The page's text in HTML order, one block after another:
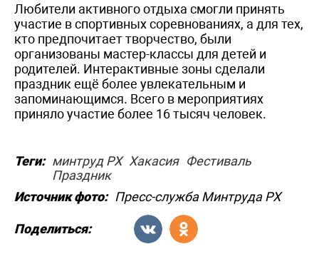
Любители активного отдыха смогли принять
участие в спортивных соревнованиях, а для тех,
кто предпочитает творчество, были
организованы мастер-классы для детей и
родителей. Интерактивные зоны сделали
праздник ещё более увлекательным и
запоминающимся. Всего в мероприятиях
приняло участие более 16 тысяч человек.
Теги: минтруд РХ Хакасия Фестиваль
Праздник
Источник фото: Пресс-служба Минтруда РХ
Поделиться: